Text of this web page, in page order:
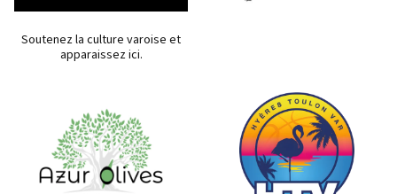
Soutenez la culture varoise et
apparaissez ici.